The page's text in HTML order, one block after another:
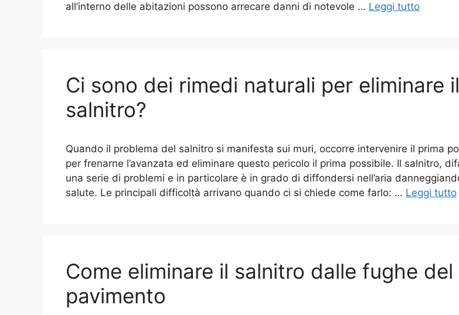
all’interno delle abitazioni possono arrecare danni di notevole … Leggi tutto
Ci sono dei rimedi naturali per eliminare il
salnitro?
Quando il problema del salnitro si manifesta sui muri, occorre intervenire il prima
per frenarne l’avanzata ed eliminare questo pericolo il prima possibile. Il salnitro,
una serie di problemi e in particolare è in grado di diffondersi nell’aria
salute. Le principali difficoltà arrivano quando ci si chiede come farlo: … Leggi tutto
Come eliminare il salnitro dalle fughe del
pavimento